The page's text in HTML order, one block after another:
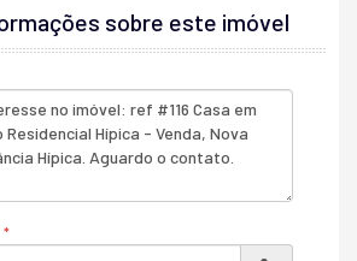
padrão
e hidro
churrasqueira
sobre este imóvel